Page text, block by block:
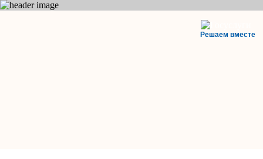
Решаем вместе